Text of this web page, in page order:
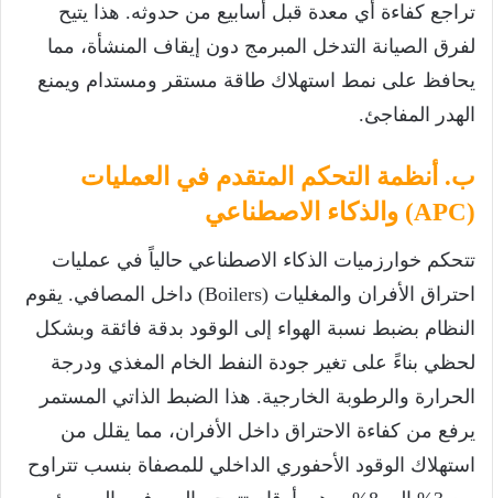
تراجع كفاءة أي معدة قبل أسابيع من حدوثه. هذا يتيح
لفرق الصيانة التدخل المبرمج دون إيقاف المنشأة، مما
يحافظ على نمط استهلاك طاقة مستقر ومستدام ويمنع
الهدر المفاجئ.
ب. أنظمة التحكم المتقدم في العمليات
(APC) والذكاء الاصطناعي
تتحكم خوارزميات الذكاء الاصطناعي حالياً في عمليات
احتراق الأفران والمغليات (Boilers) داخل المصافي. يقوم
النظام بضبط نسبة الهواء إلى الوقود بدقة فائقة وبشكل
لحظي بناءً على تغير جودة النفط الخام المغذي ودرجة
الحرارة والرطوبة الخارجية. هذا الضبط الذاتي المستمر
يرفع من كفاءة الاحتراق داخل الأفران، مما يقلل من
استهلاك الوقود الأحفوري الداخلي للمصفاة بنسب تتراوح